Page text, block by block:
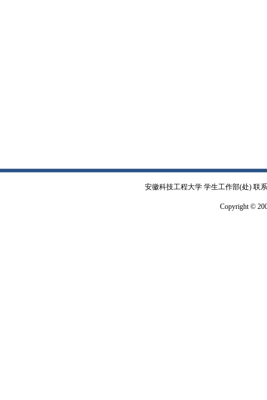
安徽科技工程大学 学生工作部(处) 联
Copyright ©